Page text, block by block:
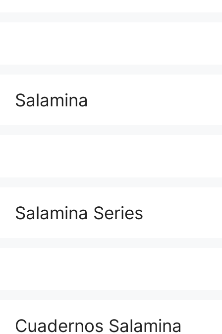
Salamina
Salamina Series
Cuadernos Salamina